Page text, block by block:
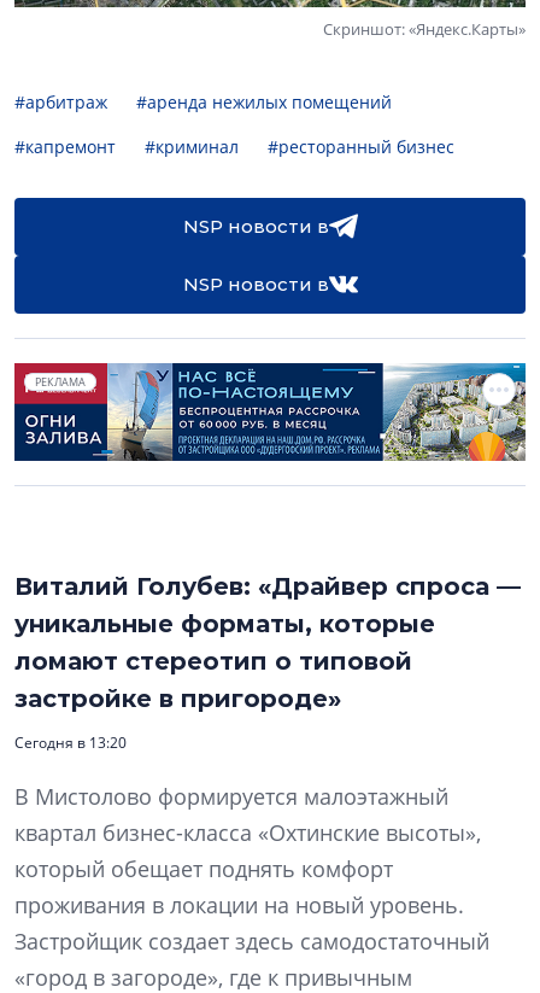
Скриншот: «Яндекс.Карты»
#арбитраж
#аренда нежилых помещений
#капремонт
#криминал #ресторанный бизнес
NSP новости в
NSP новости в
РЕКЛАМА
Виталий Голубев: «Драйвер спроса —
уникальные форматы, которые
ломают стереотип о типовой
застройке в пригороде»
Сегодня в 13:20
В Мистолово формируется малоэтажный
квартал бизнес-класса «Охтинские высоты»,
который обещает поднять комфорт
проживания в локации на новый уровень.
Застройщик создает здесь самодостаточный
«город в загороде», где к привычным